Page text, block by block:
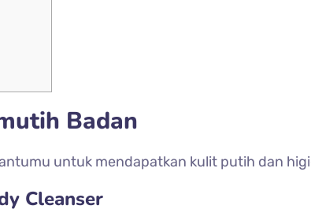
Badan
untuk mendapatkan kulit putih dan
Cleanser